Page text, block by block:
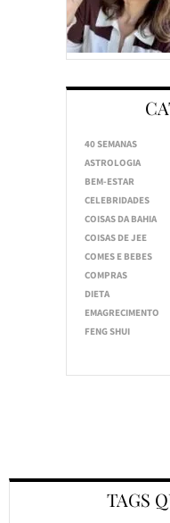
40 SEMANAS
ASTROLOGIA
BEM-ESTAR
CELEBRIDADES
COISAS DA BAHIA
COISAS DE JEE
COMES E BEBES
COMPRAS
DIETA
EMAGRECIMENTO
FENG SHUI
TAGS